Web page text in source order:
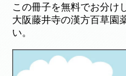
この冊子を無料でお分け
大阪藤井寺の漢方百草園
い。